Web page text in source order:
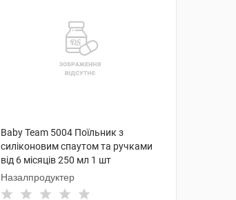
Baby Team 5004 Поїльник з
силіконовим спаутом та ручками
від 6 місяців 250 мл 1 шт
Назалпродуктер